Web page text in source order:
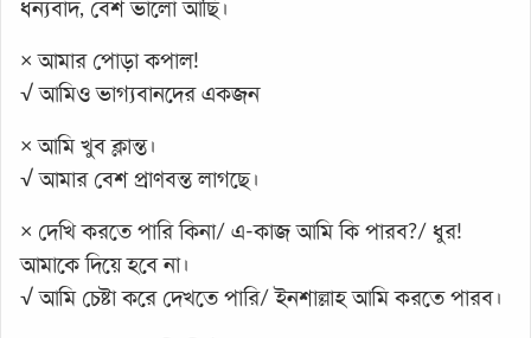
ধন্যবাদ, বেশ ভালো আছি।
× আমার পোড়া কপাল!
√ আমিও ভাগ্যবানদের একজন
× আমি খুব ক্লান্ত।
√ আমার বেশ প্রাণবন্ত লাগছে।
× দেখি করতে পারি কিনা/ এ-কাজ আমি কি পারব?/ ধুর!
আমাকে দিয়ে হবে না।
√ আমি চেষ্টা করে দেখতে পারি/ ইনশাল্লাহ আমি করতে পারব।